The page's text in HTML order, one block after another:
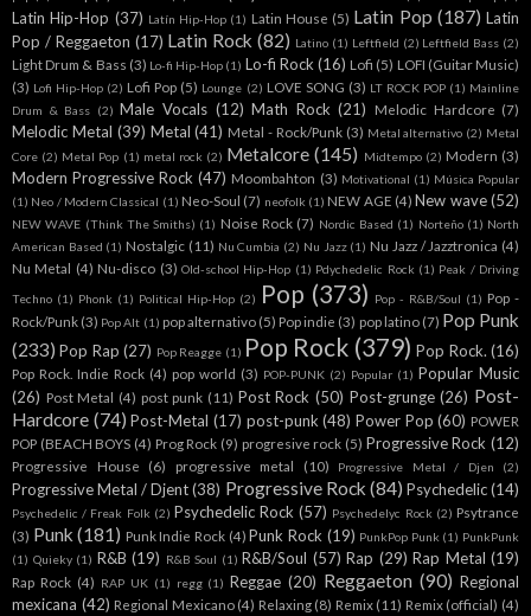
Latin Hip-Hop (37) Latín Hip-Hop (1) Latin House (5) Latin Pop (187) Latin
Pop / Reggaeton (17) Latin Rock (82) Latino (1) Leftfield (2) Leftfield Bass (2)
Light Drum & Bass (3) Lo-fi Hip-Hop (1) Lo-fi Rock (16) Lofi (5) LOFI (Guitar Music)
(3) Lofi Hip-Hop (2) Lofi Pop (5) Lounge (2) LOVE SONG (3) LT ROCK POP (1) Mainline
Drum & Bass (2) Male Vocals (12) Math Rock (21) Melodic Hardcore (7)
Melodic Metal (39) Metal (41) Metal - Rock/Punk (3) Metal alternativo (2) Metal
Core (2) Metal Pop (1) metal rock (2) Metalcore (145) Midtempo (2) Modern (3)
Modern Progressive Rock (47) Moombahton (3) Motivational (1) Música Popular
(1) Neo / Modern Classical (1) Neo-Soul (7) neofolk (1) NEW AGE (4) New wave (52)
NEW WAVE (Think The Smiths) (1) Noise Rock (7) Nordic Based (1) Norteño (1) North
American Based (1) Nostalgic (11) Nu Cumbia (2) Nu Jazz (1) Nu Jazz / Jazztronica (4)
Nu Metal (4) Nu-disco (3) Old-school Hip-Hop (1) Pdychedelic Rock (1) Peak / Driving
Techno (1) Phonk (1) Political Hip-Hop (2) Pop (373) Pop - R&B/Soul (1) Pop -
Rock/Punk (3) Pop Alt (1) pop alternativo (5) Pop indie (3) pop latino (7) Pop Punk
(233) Pop Rap (27) Pop Reagge (1) Pop Rock (379) Pop Rock. (16)
Pop Rock. Indie Rock (4) pop world (3) POP-PUNK (2) Popular (1) Popular Music
(26) Post Metal (4) post punk (11) Post Rock (50) Post-grunge (26) Post-
Hardcore (74) Post-Metal (17) post-punk (48) Power Pop (60) POWER
POP (BEACH BOYS (4) Prog Rock (9) progresive rock (5) Progressive Rock (12)
Progressive House (6) progressive metal (10) Progressive Metal / Djen (2)
Progressive Metal / Djent (38) Progressive Rock (84) Psychedelic(14)
Psychedelic / Freak Folk (2) Psychedelic Rock (57) Psychedelyc Rock (2) Psytrance
(3) Punk (181) Punk Indie Rock (4) Punk Rock (19) PunkPop Punk (1) PunkPunk
(1) Quieky (1) R&B (19) R&B Soul (1) R&B/Soul (57) Rap (29) Rap Metal (19)
Rap Rock (4) RAP UK (1) regg (1) Reggae (20) Reggaeton (90) Regional
mexicana (42) Regional Mexicano (4) Relaxing (8) Remix (11) Remix (official) (4)